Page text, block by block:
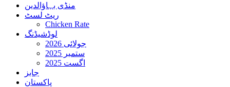
منڈی بہاؤالدین
ریٹ لسٹ
Chicken Rate
لوڈشیڈنگ
جولائی 2026
ستمبر 2025
اگست 2025
جابز
پاکستان